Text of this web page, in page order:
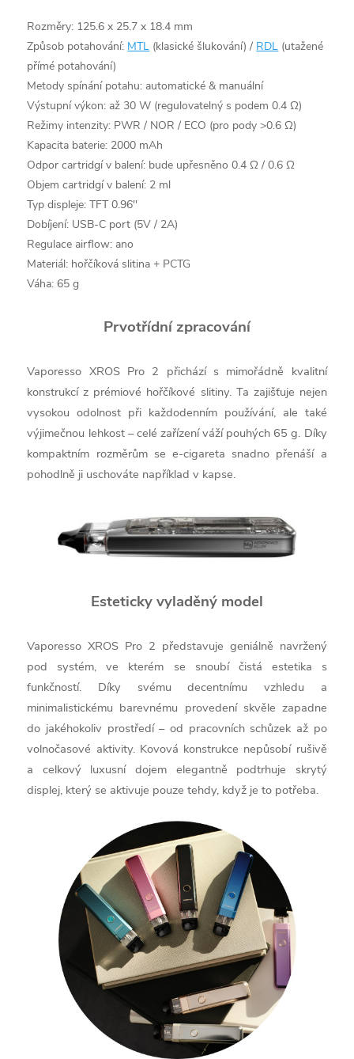
Rozměry: 125.6 x 25.7 x 18.4 mm
Způsob potahování: MTL (klasické šlukování) / RDL (utažené
přímé potahování)
Metody spínání potahu: automatické & manuální
Výstupní výkon: až 30 W (regulovatelný s podem 0.4 Ω)
Režimy intenzity: PWR / NOR / ECO (pro pody >0.6 Ω)
Kapacita baterie: 2000 mAh
Odpor cartridgí v balení: bude upřesněno 0.4 Ω / 0.6 Ω
Objem cartridgí v balení: 2 ml
Typ displeje: TFT 0.96''
Dobíjení: USB-C port (5V / 2A)
Regulace airflow: ano
Materiál: hořčíková slitina + PCTG
Váha: 65 g
Prvotřídní zpracování
Vaporesso XROS Pro 2 přichází s mimořádně kvalitní
konstrukcí z prémiové hořčíkové slitiny. Ta zajišťuje nejen
vysokou odolnost při každodenním používání, ale také
výjimečnou lehkost – celé zařízení váží pouhých 65 g. Díky
kompaktním rozměrům se e-cigareta snadno přenáší a
pohodlně ji uschováte například v kapse.
Esteticky vyladěný model
Vaporesso XROS Pro 2 představuje geniálně navržený
pod systém, ve kterém se snoubí čistá estetika s
funkčností. Díky svému decentnímu vzhledu a
minimalistickému barevnému provedení skvěle zapadne
do jakéhokoliv prostředí – od pracovních schůzek až po
volnočasové aktivity. Kovová konstrukce nepůsobí rušivě
a celkový luxusní dojem elegantně podtrhuje skrytý
displej, který se aktivuje pouze tehdy, když je to potřeba.